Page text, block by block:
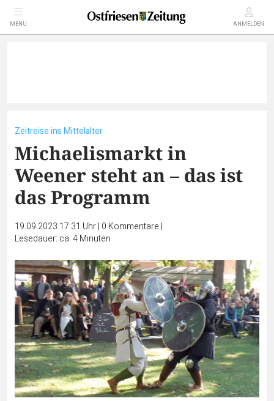
MENÜ ANMELDEN
Zeitreise ins Mittelalter
Michaelismarkt in
Weener steht an – das ist
das Programm
19.09.2023 17:31 Uhr| 0 Kommentare |
Lesedauer: ca. 4 Minuten